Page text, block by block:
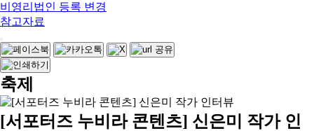
비영리법인 등록 변경
참고자료
축제
[서포터즈 누비라 콘텐츠] 신은미 작가 인